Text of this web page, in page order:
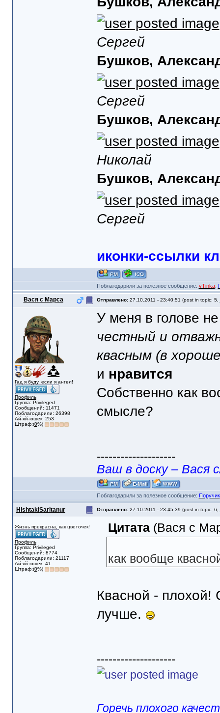
Сергей
Бушков,
Сергей
Бушков,
Николай
Бушков,
Сергей
иконки-ссылки
Поблагодарили за полезное сообщение: vTinka,
Вася с Марса Отправлено: 27.10.2011 - 23:40:51 (post in topic: 5,
Гад я буду, если я ангел!
Профиль
Группа: Privileged
Сообщений: 11471
Поблагодарили: 26398
Ай-яй-юшек: 253
Штраф:(0%)
У меня в голове
честный и
квасным (в
и нравится
Собственно как
смысле?
--------------------
Ваш в доску – Вася
Поблагодарили за полезное сообщение: Поручик
HishtakiSaritanur Отправлено: 27.10.2011 - 23:45:39 (post in topic: 6,
Жизнь прекрасна, как цветочек!
Профиль
Группа: Privileged
Сообщений: 8774
Поблагодарили: 21117
Ай-яй-юшек: 41
Штраф:(0%)
Цитата(Вася с
как вообще
Квасной - плохой!
лучше.
--------------------
Горечь плохого